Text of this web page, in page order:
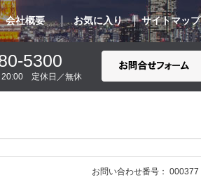
会社概要 お気に入り サイトマップ
5300
20:00 定休日／無休
お問い合わせ番号： 000377